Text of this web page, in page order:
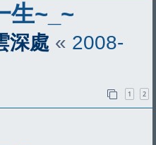
生~_~
深處 « 2008-
1 2